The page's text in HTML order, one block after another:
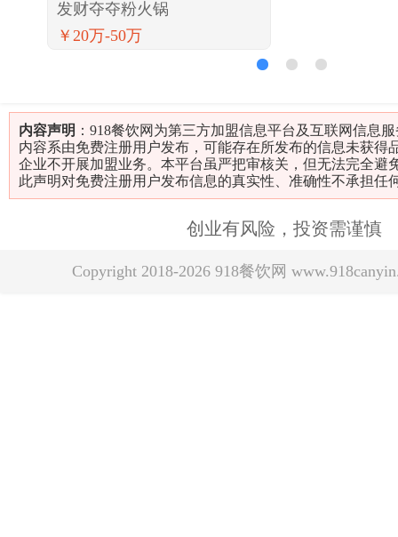
发财夺夺粉火锅
￥20万-50万
内容声明 ：918餐饮网为第三方加盟信息平台及互联网信息
内容系由免费注册用户发布，可能存在所发布的信息未获得
企业不开展加盟业务。本平台虽严把审核关，但无法完全避
此声明对免费注册用户发布信息的真实性、准确性不承担任
创业有风险，投资需谨慎
Copyright 2018-2026 918餐饮网